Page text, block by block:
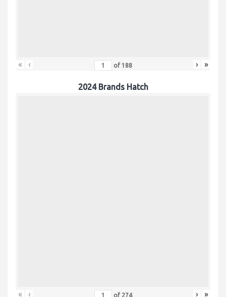
« ‹ of 188 › »
2024 Brands Hatch
« ‹ of 274 › »